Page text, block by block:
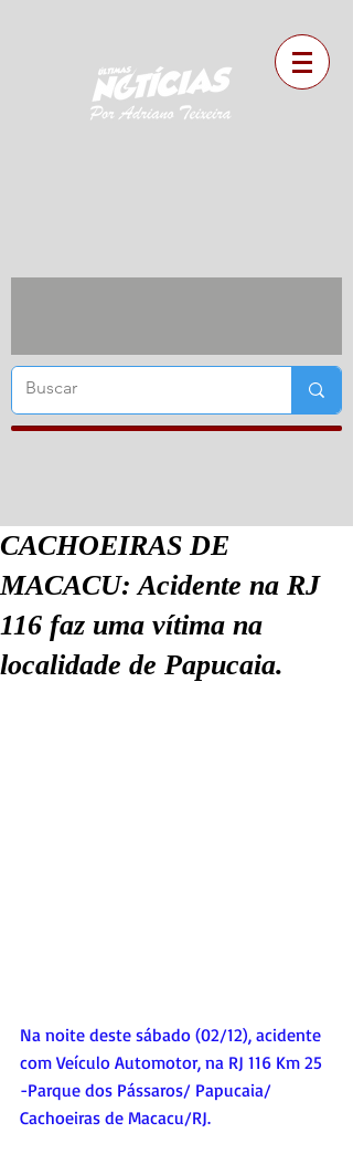
CACHOEIRAS DE
MACACU: Acidente na RJ
116 faz uma vítima na
localidade de Papucaia.
Na noite deste sábado (02/12), acidente
com Veículo Automotor, na RJ 116 Km 25
-Parque dos Pássaros/ Papucaia/
Cachoeiras de Macacu/RJ.